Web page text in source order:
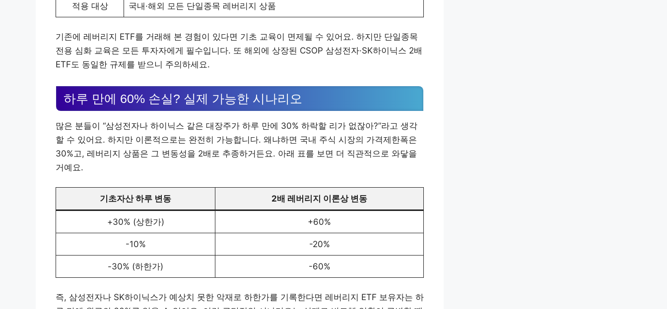
적용 대상 국내·해외 모든 단일종목 레버리지 상품
기존에 레버리지 ETF를 거래해 본 경험이 있다면 기초 교육이 면제될 수 있어요. 하지만 단일종목
전용 심화 교육은 모든 투자자에게 필수입니다. 또 해외에 상장된 CSOP 삼성전자·SK하이닉스 2배
ETF도 동일한 규제를 받으니 주의하세요.
하루 만에 60% 손실? 실제 가능한 시나리오
많은 분들이 “삼성전자나 하이닉스 같은 대장주가 하루 만에 30% 하락할 리가 없잖아?”라고 생각
할 수 있어요. 하지만 이론적으로는 완전히 가능합니다. 왜냐하면 국내 주식 시장의 가격제한폭은
30%고, 레버리지 상품은 그 변동성을 2배로 추종하거든요. 아래 표를 보면 더 직관적으로 와닿을
거예요.
기초자산 하루 변동 2배 레버리지 이론상 변동
+30% (상한가) +60%
-10% -20%
-30% (하한가) -60%
즉, 삼성전자나 SK하이닉스가 예상치 못한 악재로 하한가를 기록한다면 레버리지 ETF 보유자는 하